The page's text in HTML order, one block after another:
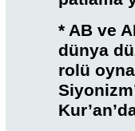
* AB ve
dünya
rolü